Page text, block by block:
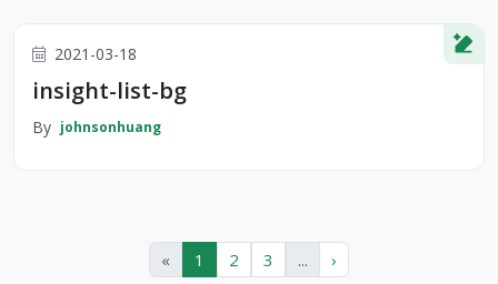
2021-03-18
insight-list-bg
By johnsonhuang
« 1 2 3 ... ›